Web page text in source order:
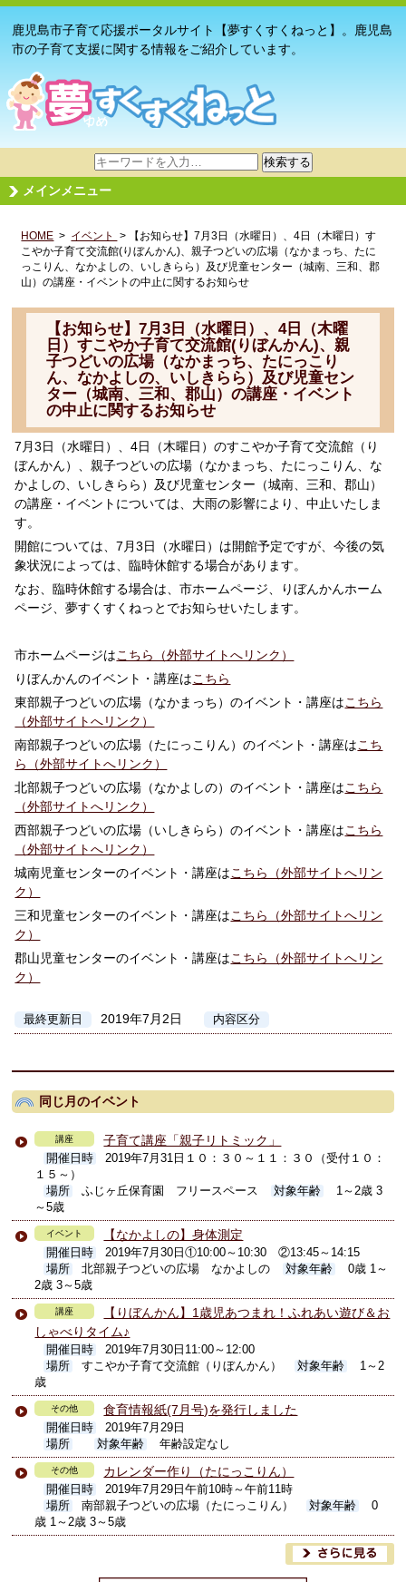
鹿児島市子育て応援ポータルサイト【夢すくすくねっと】。鹿児島
市の子育て支援に関する情報をご紹介しています。
サ
イ
ト
検
索
検索する
メインメニュー
HOME > イベント
> 【お知らせ】7月3日（水曜日）、4日（木曜日）す
こやか子育て交流館(りぼんかん)、親子つどいの広場（なかまっち、たに
っこりん、なかよしの、いしきらら）及び児童センター（城南、三和、郡
山）の講座・イベントの中止に関するお知らせ
【お知らせ】7月3日（水曜日）、4日（木曜
日）すこやか子育て交流館(りぼんかん)、親
子つどいの広場（なかまっち、たにっこり
ん、なかよしの、いしきらら）及び児童セン
ター（城南、三和、郡山）の講座・イベント
の中止に関するお知らせ
7月3日（水曜日）、4日（木曜日）のすこやか子育て交流館（り
ぼんかん）、親子つどいの広場（なかまっち、たにっこりん、な
かよしの、いしきらら）及び児童センター（城南、三和、郡山）
の講座・イベントについては、大雨の影響により、中止いたしま
す。
開館については、7月3日（水曜日）は開館予定ですが、今後の気
象状況によっては、臨時休館する場合があります。
なお、臨時休館する場合は、市ホームページ、りぼんかんホーム
ページ、夢すくすくねっとでお知らせいたします。
市ホームページはこちら（外部サイトへリンク）
りぼんかんのイベント・講座はこちら
東部親子つどいの広場（なかまっち）のイベント・講座はこちら
（外部サイトへリンク）
南部親子つどいの広場（たにっこりん）のイベント・講座はこち
ら（外部サイトへリンク）
北部親子つどいの広場（なかよしの）のイベント・講座はこちら
（外部サイトへリンク）
西部親子つどいの広場（いしきらら）のイベント・講座はこちら
（外部サイトへリンク）
城南児童センターのイベント・講座はこちら（外部サイトへリン
ク）
三和児童センターのイベント・講座はこちら（外部サイトへリン
ク）
郡山児童センターのイベント・講座はこちら（外部サイトへリン
ク）
最終更新日 2019年7月2日 内容区分
同じ月のイベント
講座 子育て講座「親子リトミック」
開催日時
2019年7月31日１０：３０～１１：３０（受付１０：
１５～）
場所
ふじヶ丘保育園 フリースペース 対象年齢
1～2歳 3
～5歳
イベント 【なかよしの】身体測定
開催日時
2019年7月30日①10:00～10:30 ②13:45～14:15
場所
北部親子つどいの広場 なかよしの 対象年齢
0歳 1～
2歳 3～5歳
講座
【りぼんかん】1歳児あつまれ！ふれあい遊び＆お
しゃべりタイム♪
開催日時
2019年7月30日11:00～12:00
場所
すこやか子育て交流館（りぼんかん） 対象年齢
1～2
歳
その他 食育情報紙(7月号)を発行しました
開催日時
2019年7月29日
場所
対象年齢 年齢設定なし
その他 カレンダー作り（たにっこりん）
開催日時
2019年7月29日午前10時～午前11時
場所
南部親子つどいの広場（たにっこりん） 対象年齢
0
歳 1～2歳 3～5歳